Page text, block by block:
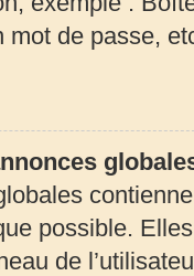
mot de passe,
possible.
de